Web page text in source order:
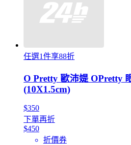
任選1件享88折
O Pretty 歐沛媞 OPretty
(10X1.5cm)
$350
下單再折
$450
折價券